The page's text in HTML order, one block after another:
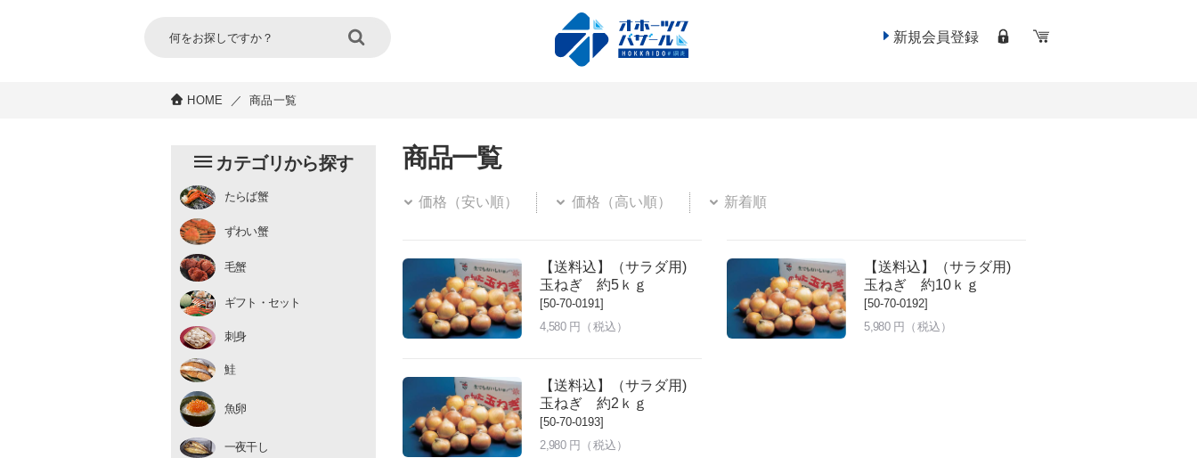
新規会員登録
HOME ／ 商品一覧
カテゴリから探す
たらば蟹
チルド
むき身 ずわい蟹
むき身
生冷凍 毛蟹
チルド
ギフト・セット
刺身
鮭
魚卵
いくら
たらこ・明太子
一夜干し
商品一覧
価格（安い順） 価格（高い順） 新着順
【送料込】（サラダ用)
玉ねぎ 約5ｋｇ
[50-70-0191]
4,580 円（税込）
【送料込】（サラダ用)
玉ねぎ 約10ｋｇ
[50-70-0192]
5,980 円（税込）
【送料込】（サラダ用)
玉ねぎ 約2ｋｇ
[50-70-0193]
2,980 円（税込）